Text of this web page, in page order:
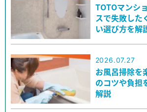
TOTOマンシ
スで失敗した
い選び方を解
2026.07.27
お風呂掃除を
のコツや負担
解説